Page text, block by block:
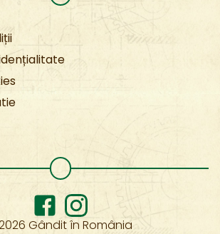
Gândit în România